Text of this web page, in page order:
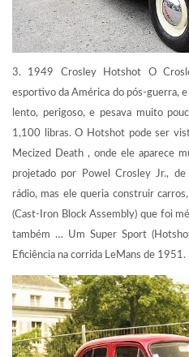
3. 1949 Crosley Hotshot O
esportivo da América do pós-guerra,
lento, perigoso, e pesava muito
1,100 libras. O Hotshot pode ser
Mecized Death , onde ele aparece
projetado por Powel Crosley Jr.,
rádio, mas ele queria construir
(Cast-Iron Block Assembly) que foi
também … Um Super Sport
Eficiência na corrida LeMans de 1951.